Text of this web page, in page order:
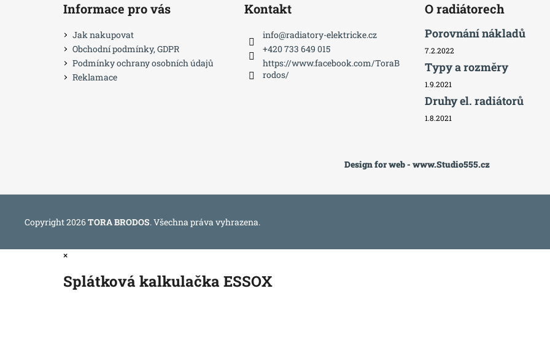
Informace pro vás
Jak nakupovat
Obchodní podmínky, GDPR
Podmínky ochrany osobních údajů
Reklamace
Kontakt
info@radiatory-elektricke.cz
+420 733 649 015
https://www.facebook.com/ToraB
rodos/
O radiátorech
Porovnání nákladů
7.2.2022
Typy a rozměry
1.9.2021
Druhy el. radiátorů
1.8.2021
Design for web - www.Studio555.cz
Copyright 2026TORA BRODOS. Všechna práva vyhrazena.
×
Splátková kalkulačka ESSOX